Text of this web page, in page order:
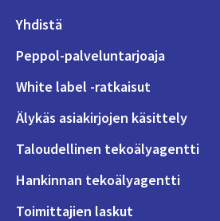
Yhdistä
Peppol-palveluntarjoaja
White label -ratkaisut
Älykäs asiakirjojen käsittely
Taloudellinen tekoälyagentti
Hankinnan tekoälyagentti
Toimittajien laskut